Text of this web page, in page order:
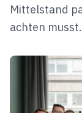
Mittelstand
achten musst.